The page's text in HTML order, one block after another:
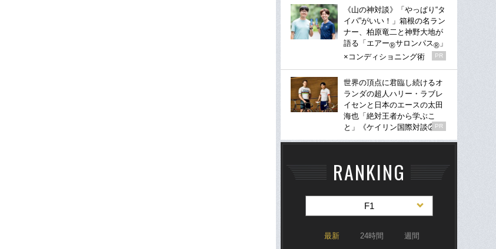
《山の神対談》「やっぱり“タ
イパ”がいい！」箱根の名ラン
ナー、柏原竜二と神野大地が
語る「エアー®サロンパス® 」
×コンディショニング術
PR
世界の頂点に君臨し続けるオ
ランダの超人ハリー・ラブレ
イセンと日本のエースの太田
海也「絶対王者から学ぶこ
と」《ケイリン国際対談②》
PR
RANKING
F1
最新 24時間 週間